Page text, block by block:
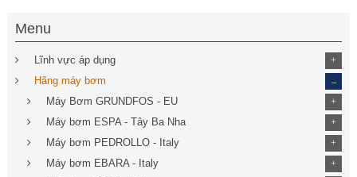
Menu
Lĩnh vực áp dụng +
Hãng máy bơm
Máy Bơm GRUNDFOS - EU +
Máy bơm ESPA - Tây Ba Nha +
Máy bơm PEDROLLO - Italy +
Máy bơm EBARA - Italy +